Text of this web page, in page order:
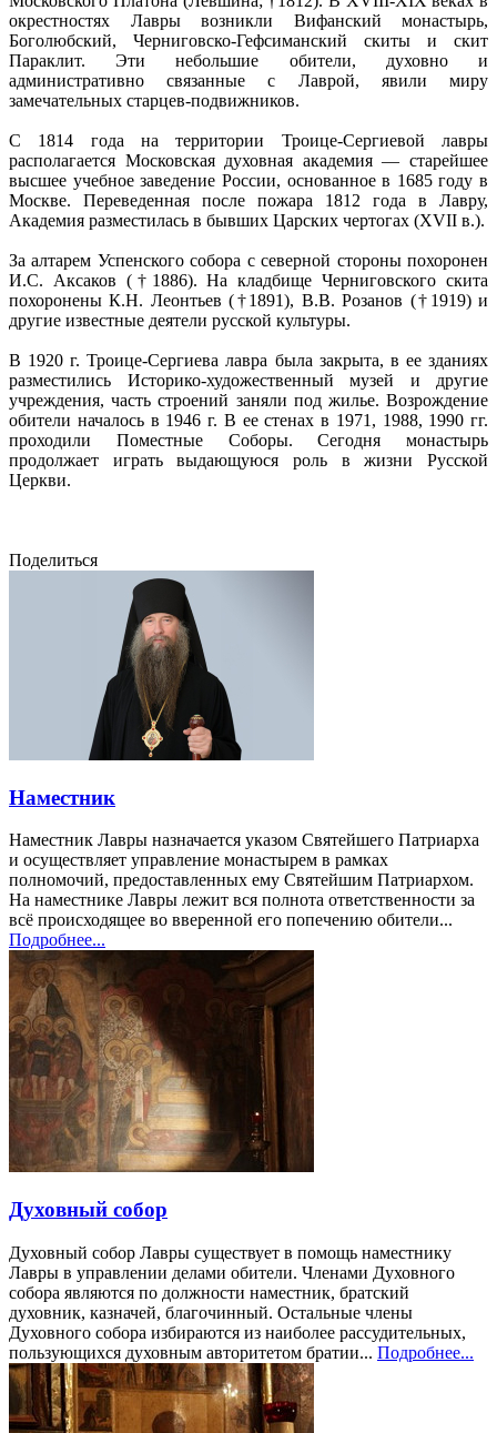
окрестностях Лавры возникли Вифанский монастырь,
Боголюбский, Черниговско-Гефсиманский скиты и скит
Параклит. Эти небольшие обители, духовно и
административно связанные с Лаврой, явили миру
замечательных старцев-подвижников.
С 1814 года на территории Троице-Сергиевой лавры
располагается Московская духовная академия — старейшее
высшее учебное заведение России, основанное в 1685 году в
Москве. Переведенная после пожара 1812 года в Лавру,
Академия разместилась в бывших Царских чертогах (XVII в.).
За алтарем Успенского собора с северной стороны похоронен
И.С. Аксаков (†1886). На кладбище Черниговского скита
похоронены К.Н. Леонтьев (†1891), В.В. Розанов (†1919) и
другие известные деятели русской культуры.
В 1920 г. Троице-Сергиева лавра была закрыта, в ее зданиях
разместились Историко-художественный музей и другие
учреждения, часть строений заняли под жилье. Возрождение
обители началось в 1946 г. В ее стенах в 1971, 1988, 1990 гг.
проходили Поместные Соборы. Сегодня монастырь
продолжает играть выдающуюся роль в жизни Русской
Церкви.
Поделиться
Наместник
Наместник Лавры назначается указом Святейшего Патриарха
и осуществляет управление монастырем в рамках
полномочий, предоставленных ему Святейшим Патриархом.
На наместнике Лавры лежит вся полнота ответственности за
всё происходящее во вверенной его попечению обители...
Подробнее...
Духовный собор
Духовный собор Лавры существует в помощь наместнику
Лавры в управлении делами обители. Членами Духовного
собора являются по должности наместник, братский
духовник, казначей, благочинный. Остальные члены
Духовного собора избираются из наиболее рассудительных,
пользующихся духовным авторитетом братии... Подробнее...